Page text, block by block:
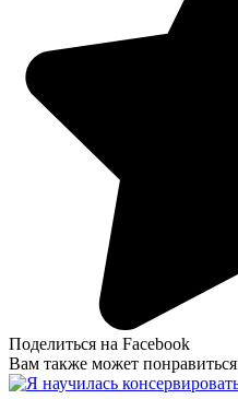
Поделиться на Facebook
Вам также может понравиться